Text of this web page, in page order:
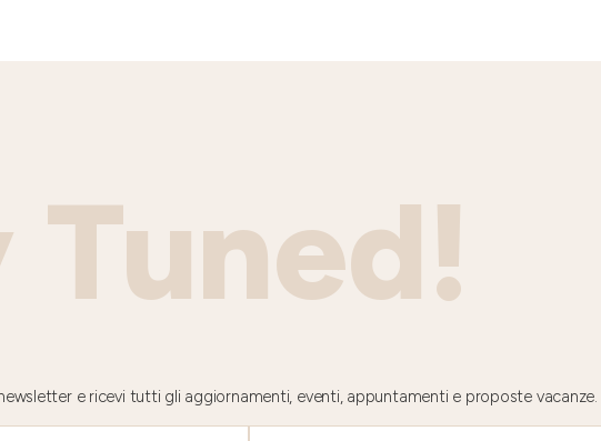
Tuned!
e ricevi tutti gli aggiornamenti, eventi, appuntamenti e proposte vacanze.